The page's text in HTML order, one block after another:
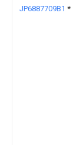
JP6887709B1 *